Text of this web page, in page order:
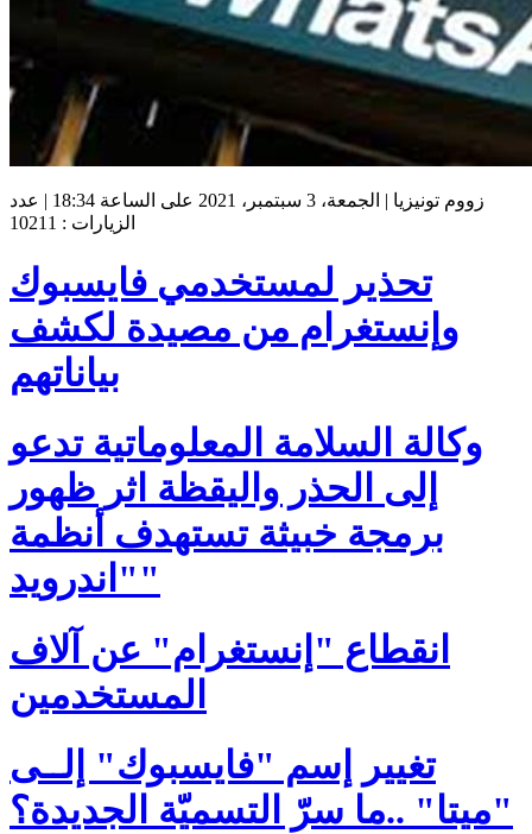
زووم تونيزيا | الجمعة، 3 سبتمبر، 2021 على الساعة 18:34 | عدد
الزيارات : 10211
تحذير لمستخدمي فايسبوك
وإنستغرام من مصيدة لكشف
بياناتهم
وكالة السلامة المعلوماتية تدعو
إلى الحذر واليقظة اثر ظهور
برمجة خبيثة تستهدف أنظمة
"اندرويد"
انقطاع "إنستغرام" عن آلاف
المستخدمين
تغيير إسم "فايسبوك" إلــى
"ميتا" ..ما سرّ التسميّة الجديدة؟